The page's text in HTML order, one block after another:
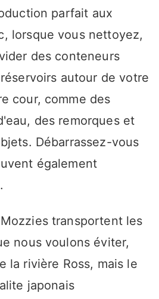
parfait aux
lorsque vous nettoyez,
des conteneurs
autour de votre
cour, comme des
des remorques et
Débarrassez-vous
également
transportent les
nous voulons éviter,
la rivière Ross, mais le
japonais